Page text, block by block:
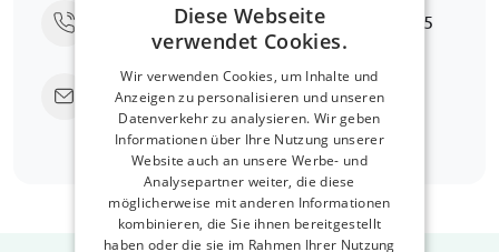
Rufen Sie uns an unter+31 416 660 715
Senden Sie eine E-Mailsupport@car-
bags.com
Diese Webseite
verwendet Cookies.
Wir verwenden Cookies, um Inhalte und
Anzeigen zu personalisieren und unseren
Datenverkehr zu analysieren. Wir geben
Informationen über Ihre Nutzung unserer
Website auch an unsere Werbe- und
Analysepartner weiter, die diese
möglicherweise mit anderen Informationen
kombinieren, die Sie ihnen bereitgestellt
haben oder die sie im Rahmen Ihrer Nutzung